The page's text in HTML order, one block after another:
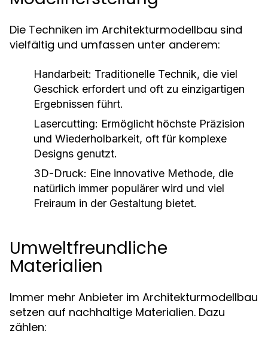
Die Techniken im Architekturmodellbau sind
vielfältig und umfassen unter anderem:
Handarbeit: Traditionelle Technik, die viel
Geschick erfordert und oft zu einzigartigen
Ergebnissen führt.
Lasercutting: Ermöglicht höchste Präzision
und Wiederholbarkeit, oft für komplexe
Designs genutzt.
3D-Druck: Eine innovative Methode, die
natürlich immer populärer wird und viel
Freiraum in der Gestaltung bietet.
Umweltfreundliche
Materialien
Immer mehr Anbieter im Architekturmodellbau
setzen auf nachhaltige Materialien. Dazu
zählen: